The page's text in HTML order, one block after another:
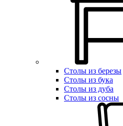
Столы из березы
Столы из бука
Столы из дуба
Столы из сосны